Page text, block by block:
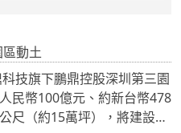
動土
技旗下鵬鼎控股深圳第三園
民幣100億元、約新台幣478
尺（約15萬坪），將建設高